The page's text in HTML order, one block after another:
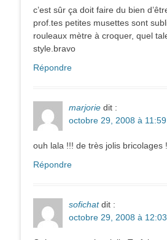
c’est sûr ça doit faire du bien
prof.tes petites musettes sont
rouleaux mètre à croquer, quel
style.bravo
Répondre
marjorie dit :
octobre 29, 2008 à
ouh lala !!! de très jolis bricolages
Répondre
sofichat dit :
octobre 29, 2008 à